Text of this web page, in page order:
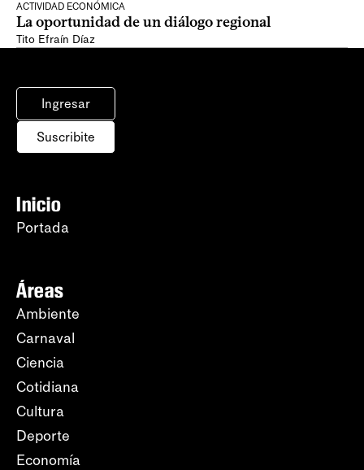
ACTIVIDAD ECONÓMICA
La oportunidad de un diálogo regional
Tito Efraín Díaz
Ingresar
Suscribite
Inicio
Portada
Áreas
Ambiente
Carnaval
Ciencia
Cotidiana
Cultura
Deporte
Economía